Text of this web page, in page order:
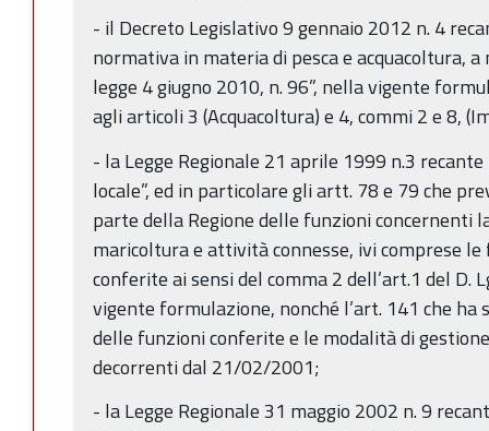
- il Decreto Legislativo 9 gennaio 2012 n. 4
normativa in materia di pesca e acquacoltura,
legge 4 giugno 2010, n. 96”, nella vigente
agli articoli 3 (Acquacoltura) e 4, commi 2 e 8,
- la Legge Regionale 21 aprile 1999 n.3
locale”, ed in particolare gli artt. 78 e 79 che
parte della Regione delle funzioni concernenti
maricoltura e attività connesse, ivi comprese
conferite ai sensi del comma 2 dell’art.1 del D.
vigente formulazione, nonché l’art. 141 che
delle funzioni conferite e le modalità di
decorrenti dal 21/02/2001;
- la Legge Regionale 31 maggio 2002 n. 9